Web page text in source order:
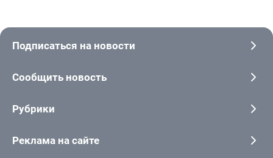
Подписаться на новости
Сообщить новость
Рубрики
Реклама на сайте